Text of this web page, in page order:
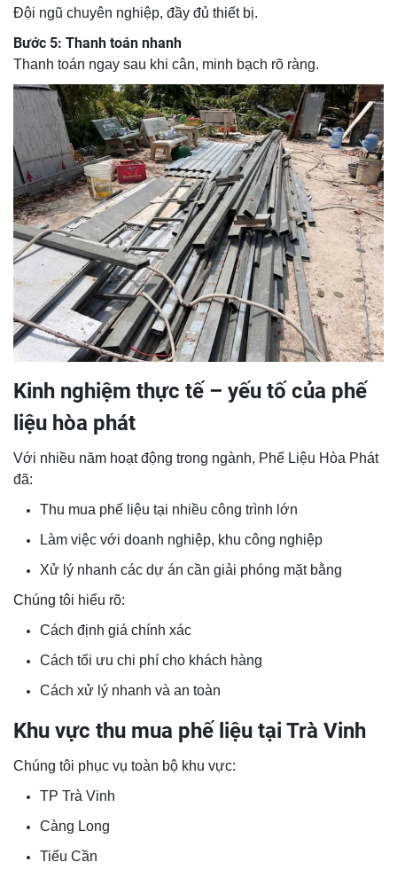
Đội ngũ chuyên nghiệp, đầy đủ thiết bị.
Bước 5: Thanh toán nhanh
Thanh toán ngay sau khi cân, minh bạch rõ ràng.
Kinh nghiệm thực tế – yếu tố của phế
liệu hòa phát
Với nhiều năm hoạt động trong ngành, Phế Liệu Hòa Phát
đã:
Thu mua phế liệu tại nhiều công trình lớn
Làm việc với doanh nghiệp, khu công nghiệp
Xử lý nhanh các dự án cần giải phóng mặt bằng
Chúng tôi hiểu rõ:
Cách định giá chính xác
Cách tối ưu chi phí cho khách hàng
Cách xử lý nhanh và an toàn
Khu vực thu mua phế liệu tại Trà Vinh
Chúng tôi phục vụ toàn bộ khu vực:
TP Trà Vinh
Càng Long
Tiểu Cần